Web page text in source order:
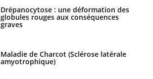
Drépanocytose : une déformation des
globules rouges aux conséquences
graves
Maladie de Charcot (Sclérose latérale
amyotrophique)